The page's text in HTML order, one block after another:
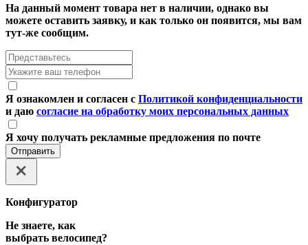
На данный момент товара нет в наличии, однако вы
можете оставить заявку, и как только он появится, мы вам
тут-же сообщим.
Я ознакомлен и согласен с Политикой конфиденциальности
и даю согласие на обработку моих персональных данных
Я хочу получать рекламные предложения по почте
Отправить
Конфигуратор
Не знаете, как
выбрать велосипед?